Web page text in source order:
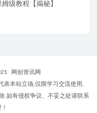
级教程【揭秘】
网创资讯网
本站立场,仅限学习交流使用,
.如有侵权争议、不妥之处请联系